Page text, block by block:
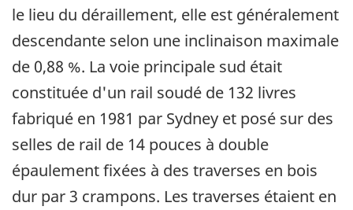
le lieu du déraillement, elle est généralement
descendante selon une inclinaison maximale
de 0,88 %. La voie principale sud était
constituée d'un rail soudé de 132 livres
fabriqué en 1981 par Sydney et posé sur des
selles de rail de 14 pouces à double
épaulement fixées à des traverses en bois
dur par 3 crampons. Les traverses étaient en